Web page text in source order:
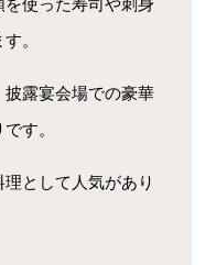
使った寿司や刺身
。
披露宴会場での豪華
す。
として人気があり